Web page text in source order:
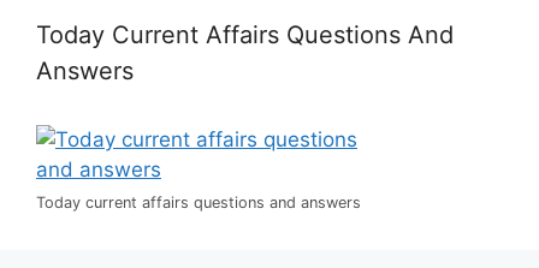
Today Current Affairs Questions And
Answers
Today current affairs questions and answers